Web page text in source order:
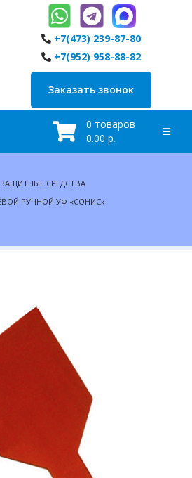
+7(473) 239-87-80
+7(952) 958-88-82
Заказать звонок
0 товаров
0.00 р.
ЗАЩИТНЫЕ СРЕДСТВА
РУЧНОЙ УФ «СОНИС»